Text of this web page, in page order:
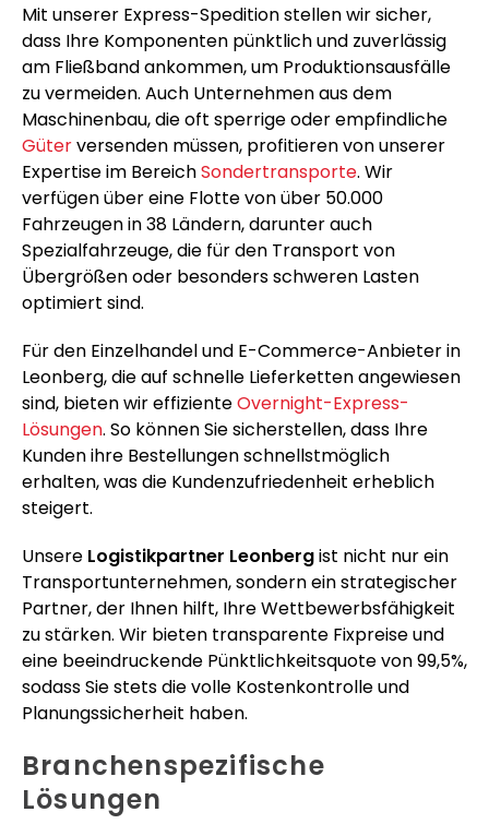
Mit unserer Express-Spedition stellen wir sicher,
dass Ihre Komponenten pünktlich und zuverlässig
am Fließband ankommen, um Produktionsausfälle
zu vermeiden. Auch Unternehmen aus dem
Maschinenbau, die oft sperrige oder empfindliche
Güterversenden müssen, profitieren von unserer
Expertise im BereichSondertransporte. Wir
verfügen über eine Flotte von über 50.000
Fahrzeugen in 38 Ländern, darunter auch
Spezialfahrzeuge, die für den Transport von
Übergrößen oder besonders schweren Lasten
optimiert sind.
Für den Einzelhandel und E-Commerce-Anbieter in
Leonberg, die auf schnelle Lieferketten angewiesen
sind, bieten wir effizienteOvernight-Express-
Lösungen. So können Sie sicherstellen, dass Ihre
Kunden ihre Bestellungen schnellstmöglich
erhalten, was die Kundenzufriedenheit erheblich
steigert.
Unsere Logistikpartner Leonbergist nicht nur ein
Transportunternehmen, sondern ein strategischer
Partner, der Ihnen hilft, Ihre Wettbewerbsfähigkeit
zu stärken. Wir bieten transparente Fixpreise und
eine beeindruckende Pünktlichkeitsquote von 99,5%,
sodass Sie stets die volle Kostenkontrolle und
Planungssicherheit haben.
Branchenspezifische
Lösungen